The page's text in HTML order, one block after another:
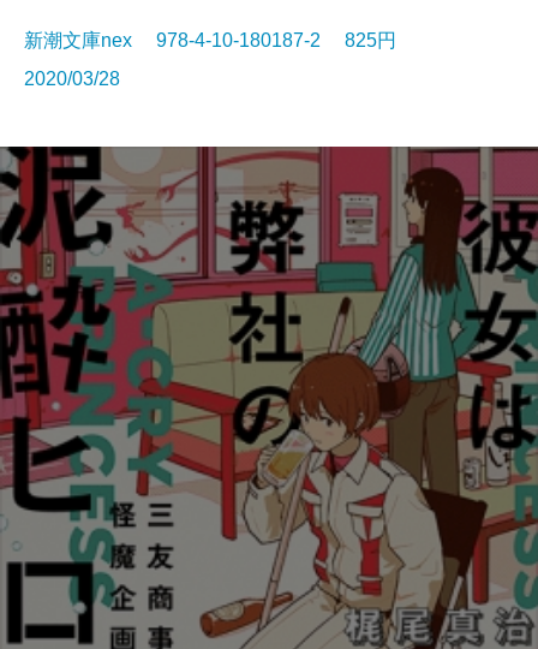
新潮文庫nex 978-4-10-180187-2 825円
2020/03/28